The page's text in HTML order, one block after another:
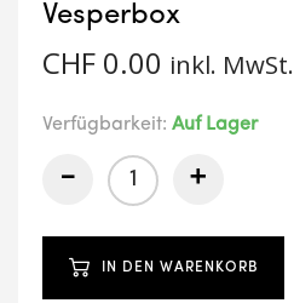
Vesperbox
CHF 0.00 inkl. MwSt.
Verfügbarkeit: Auf Lager
- +
IN DEN WARENKORB